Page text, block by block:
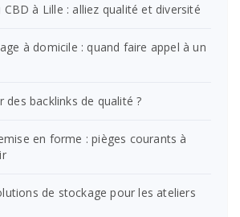
CBD à Lille : alliez qualité et diversité
à domicile : quand faire appel à un
backlinks de qualité ?
en forme : pièges courants à
de stockage pour les ateliers